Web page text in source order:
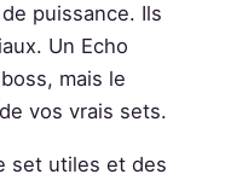
puissance. Ils
Un Echo
mais le
vos vrais sets.
set utiles et des